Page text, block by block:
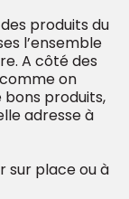
produits du
l’ensemble
A côté des
on
produits,
adresse à
sur place ou à